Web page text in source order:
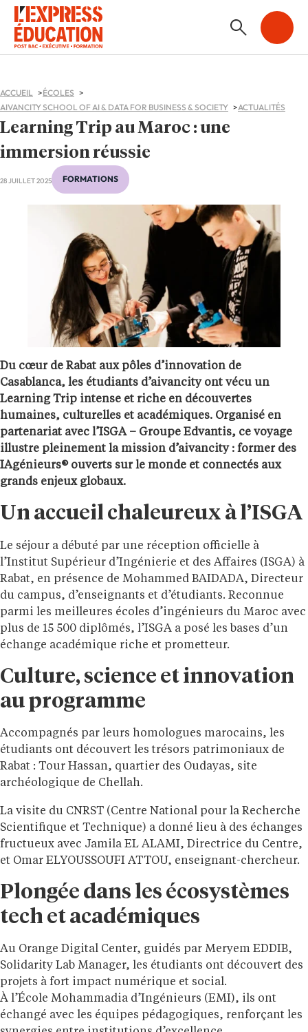
Learning Trip au Maroc : une
immersion réussie
28 JUILLET 2025 FORMATIONS
ACCUEIL
ÉCOLES
AIVANCITY SCHOOL OF AI & DATA FOR BUSINESS & SOCIETY
ACTUALITÉS
Du cœur de Rabat aux pôles d’innovation de
Casablanca, les étudiants d’aivancity ont vécu un
Learning Trip intense et riche en découvertes
humaines, culturelles et académiques. Organisé en
partenariat avec l’ISGA – Groupe Edvantis, ce voyage
illustre pleinement la mission d’aivancity : former des
IAgénieurs® ouverts sur le monde et connectés aux
grands enjeux globaux.
Un accueil chaleureux à l’ISGA
Le séjour a débuté par une réception officielle à
l’Institut Supérieur d’Ingénierie et des Affaires (ISGA) à
Rabat, en présence de Mohammed BAIDADA, Directeur
du campus, d’enseignants et d’étudiants. Reconnue
parmi les meilleures écoles d’ingénieurs du Maroc avec
plus de 15 500 diplômés, l’ISGA a posé les bases d’un
échange académique riche et prometteur.
Culture, science et innovation
au programme
Accompagnés par leurs homologues marocains, les
étudiants ont découvert les trésors patrimoniaux de
Rabat : Tour Hassan, quartier des Oudayas, site
archéologique de Chellah.
La visite du CNRST (Centre National pour la Recherche
Scientifique et Technique) a donné lieu à des échanges
fructueux avec Jamila EL ALAMI, Directrice du Centre,
et Omar ELYOUSSOUFI ATTOU, enseignant-chercheur.
Plongée dans les écosystèmes
tech et académiques
Au Orange Digital Center, guidés par Meryem EDDIB,
Solidarity Lab Manager, les étudiants ont découvert des
projets à fort impact numérique et social.
À l’École Mohammadia d’Ingénieurs (EMI), ils ont
échangé avec les équipes pédagogiques, renforçant les